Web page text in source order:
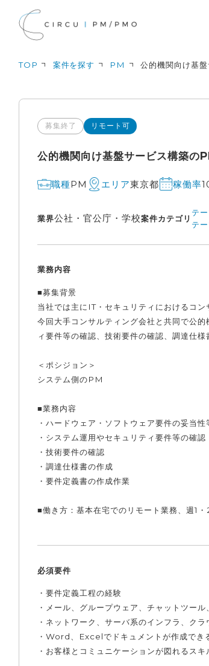
TOP 案件を探す PM 公的機関向け基
募集終了 リモート可
公的機関向け基盤サービス構築の
職種PM エリア東京都 稼働率
業界公社・官公庁・学校案件カテゴリ
テ
テ
業務内容
■募集背景
当社では主にIT・セキュリティにおけるコン
今回大手コンサルティング会社と共同で公
ィ要件等の確認、技術要件の確認、調達仕
＜ポシジョン＞
システム側のPM
■業務内容
・ハードウェア・ソフトウェア要件の妥当性
・システム運用やセキュリティ要件等の確認
・技術要件の確認
・調達仕様書の作成
・要件定義書の作成作業
■働き方：基本在宅でのリモート業務、週1
必須要件
・要件定義工程の経験
・メール、グループウェア、チャットツー
・ネットワーク、サーバ系のインフラ、ク
・Word、Excelでドキュメントが作成でき
・お客様とコミュニケーションが図れるスキ